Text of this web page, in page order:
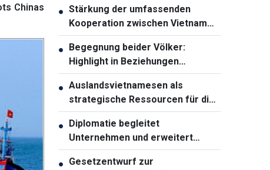
Chinas
● Stärkung der umfassenden
Kooperation zwischen Vietnam
und Thailand
● Begegnung beider Völker:
Highlight in Beziehungen
zwischen Vietnam und Australien
● Auslandsvietnamesen als
strategische Ressourcen für die
Entwicklung des Landes
● Diplomatie begleitet
Unternehmen und erweitert
Entwicklungsräume Vietnams
● Gesetzentwurf zur